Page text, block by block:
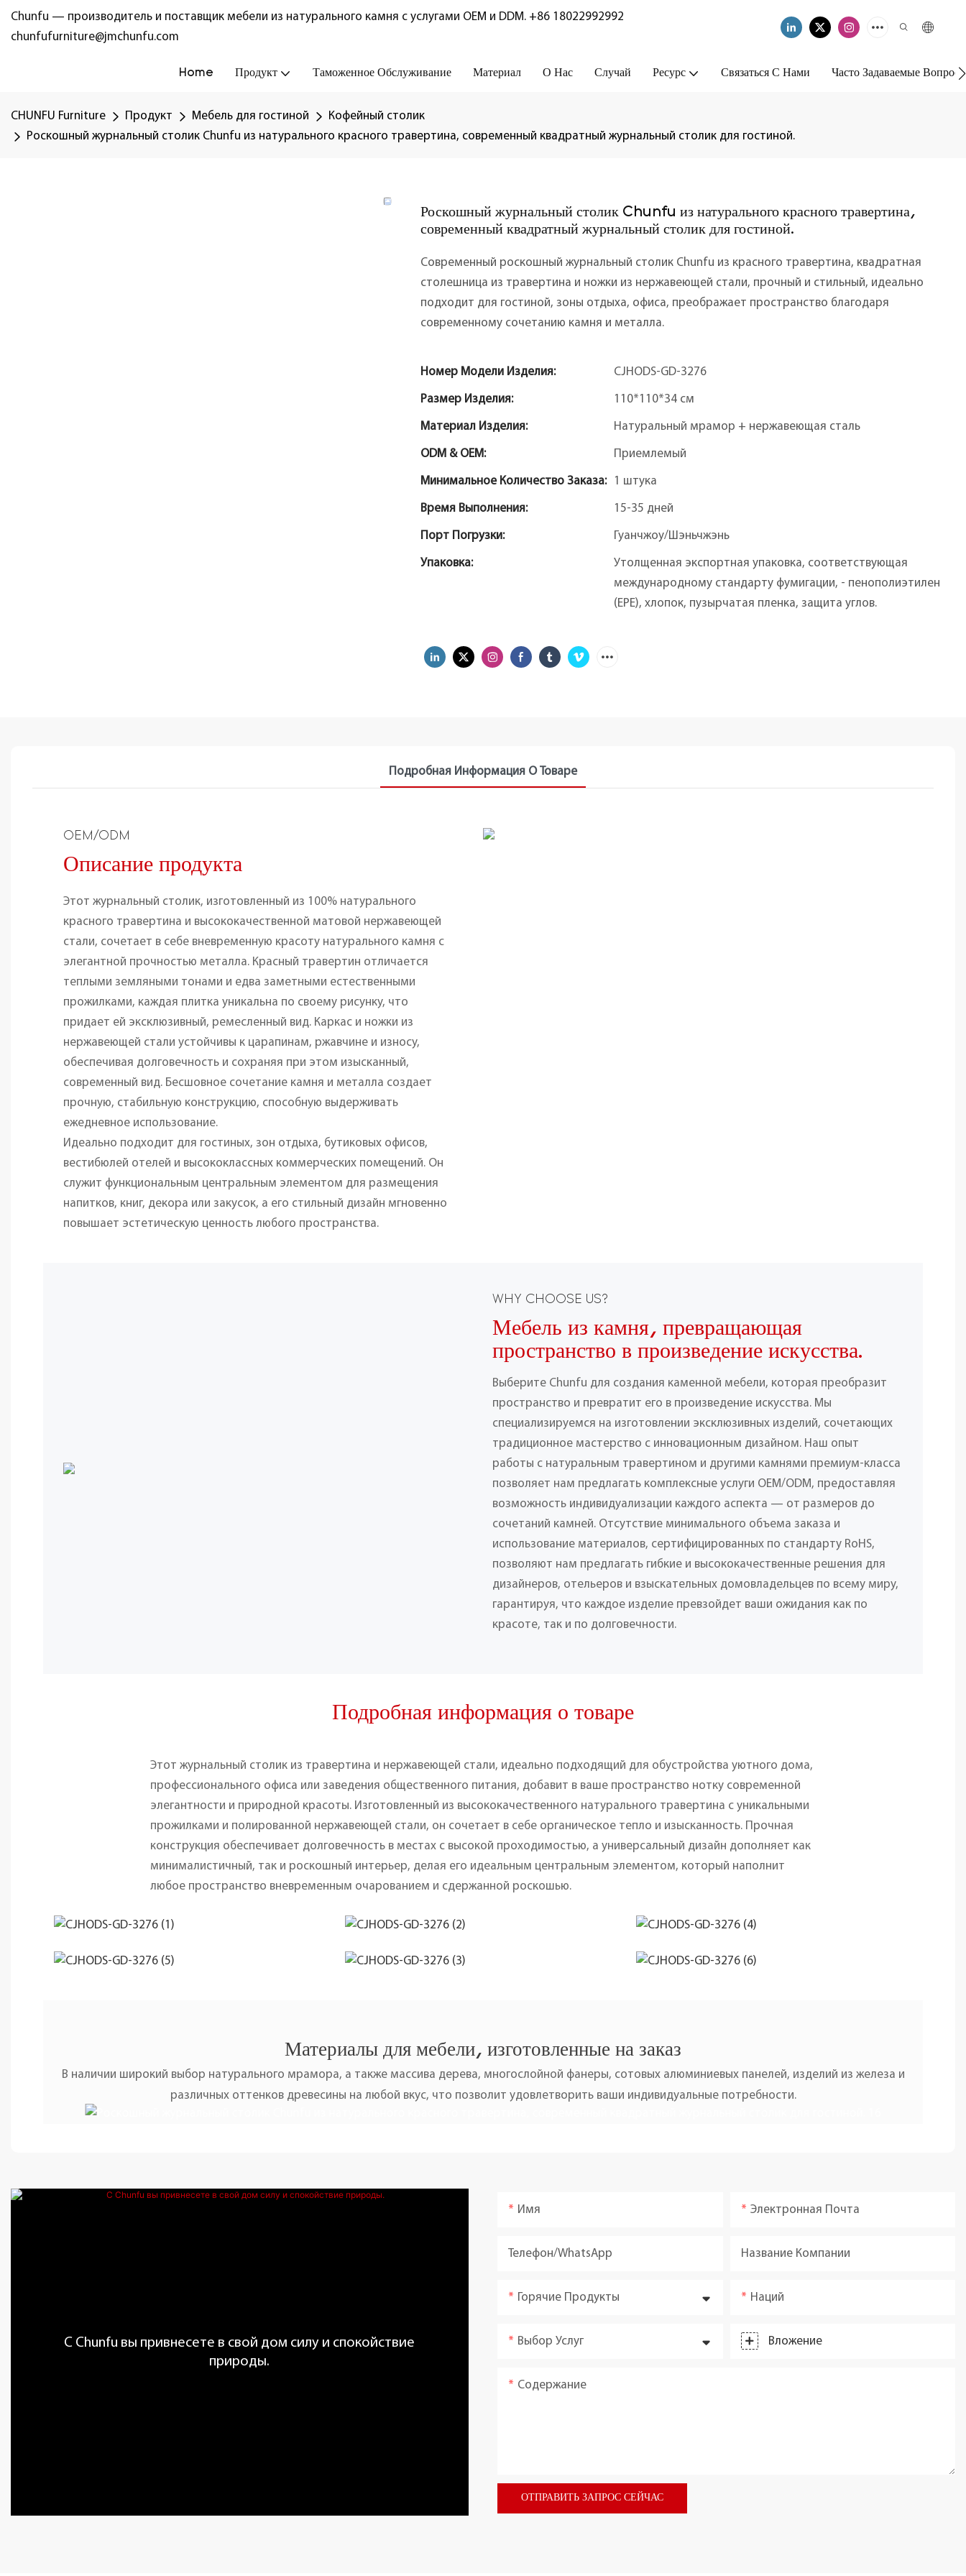
Chunfu — производитель и поставщик мебели из натурального камня с услугами OEM и DDM. +86 18022992992
chunfufurniture@jmchunfu.com
Home Продукт Таможенное Обслуживание Материал О Нас Случай Ресурс Связаться С Нами Часто Задаваемые
CHUNFU Furniture Продукт Мебель для гостиной
Кофейный столик
Роскошный журнальный столик Chunfu из натурального красного травертина, современный квадратный журнальный столик для гостиной.
Роскошный журнальный столик Chunfu из натурального красного травертина,
современный квадратный журнальный столик для гостиной.
Современный роскошный журнальный столик Chunfu из красного травертина, квадратная
столешница из травертина и ножки из нержавеющей стали, прочный и стильный, идеально
подходит для гостиной, зоны отдыха, офиса, преображает пространство благодаря
современному сочетанию камня и металла.
Номер Модели Изделия: CJHODS-GD-3276
Размер Изделия: 110*110*34 см
Материал Изделия: Натуральный мрамор + нержавеющая сталь
ODM & OEM: Приемлемый
Минимальное Количество Заказа: 1 штука
Время Выполнения: 15-35 дней
Порт Погрузки: Гуанчжоу/Шэньчжэнь
Упаковка:
Утолщенная экспортная упаковка, соответствующая
международному стандарту фумигации, - пенополиэтилен
(EPE), хлопок, пузырчатая пленка, защита углов.
Подробная Информация О Товаре
OEM/ODM
Описание продукта
Этот журнальный столик, изготовленный из 100% натурального
красного травертина и высококачественной матовой нержавеющей
стали, сочетает в себе вневременную красоту натурального камня с
элегантной прочностью металла. Красный травертин отличается
теплыми земляными тонами и едва заметными естественными
прожилками, каждая плитка уникальна по своему рисунку, что
придает ей эксклюзивный, ремесленный вид. Каркас и ножки из
нержавеющей стали устойчивы к царапинам, ржавчине и износу,
обеспечивая долговечность и сохраняя при этом изысканный,
современный вид. Бесшовное сочетание камня и металла создает
прочную, стабильную конструкцию, способную выдерживать
ежедневное использование.
Идеально подходит для гостиных, зон отдыха, бутиковых офисов,
вестибюлей отелей и высококлассных коммерческих помещений. Он
служит функциональным центральным элементом для размещения
напитков, книг, декора или закусок, а его стильный дизайн мгновенно
повышает эстетическую ценность любого пространства.
WHY CHOOSE US?
Мебель из камня, превращающая
пространство в произведение искусства.
Выберите Chunfu для создания каменной мебели, которая преобразит
пространство и превратит его в произведение искусства. Мы
специализируемся на изготовлении эксклюзивных изделий, сочетающих
традиционное мастерство с инновационным дизайном. Наш опыт
работы с натуральным травертином и другими камнями премиум-класса
позволяет нам предлагать комплексные услуги OEM/ODM, предоставляя
возможность индивидуализации каждого аспекта — от размеров до
сочетаний камней. Отсутствие минимального объема заказа и
использование материалов, сертифицированных по стандарту RoHS,
позволяют нам предлагать гибкие и высококачественные решения для
дизайнеров, отельеров и взыскательных домовладельцев по всему миру,
гарантируя, что каждое изделие превзойдет ваши ожидания как по
красоте, так и по долговечности.
Подробная информация о товаре
Этот журнальный столик из травертина и нержавеющей стали, идеально подходящий для обустройства уютного дома,
профессионального офиса или заведения общественного питания, добавит в ваше пространство нотку современной
элегантности и природной красоты. Изготовленный из высококачественного натурального травертина с уникальными
прожилками и полированной нержавеющей стали, он сочетает в себе органическое тепло и изысканность. Прочная
конструкция обеспечивает долговечность в местах с высокой проходимостью, а универсальный дизайн дополняет как
минималистичный, так и роскошный интерьер, делая его идеальным центральным элементом, который наполнит
любое пространство вневременным очарованием и сдержанной роскошью.
Материалы для мебели, изготовленные на заказ
В наличии широкий выбор натурального мрамора, а также массива дерева, многослойной фанеры, сотовых алюминиевых панелей, изделий из железа и
различных оттенков древесины на любой вкус, что позволит удовлетворить ваши индивидуальные потребности.
С Chunfu вы привнесете в свой дом силу и спокойствие
природы.
Имя Электронная Почта
Телефон/WhatsApp Название Компании
Горячие Продукты Наций
Выбор Услуг Вложение
Содержание
ОТПРАВИТЬ ЗАПРОС СЕЙЧАС